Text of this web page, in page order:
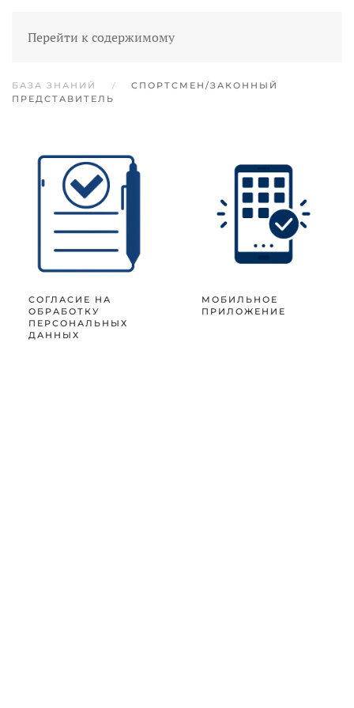
Перейти к содержимому
БАЗА ЗНАНИЙ
СПОРТСМЕН/ЗАКОННЫЙ
ПРЕДСТАВИТЕЛЬ
СОГЛАСИЕ НА
ОБРАБОТКУ
ПЕРСОНАЛЬНЫХ
ДАННЫХ
МОБИЛЬНОЕ
ПРИЛОЖЕНИЕ